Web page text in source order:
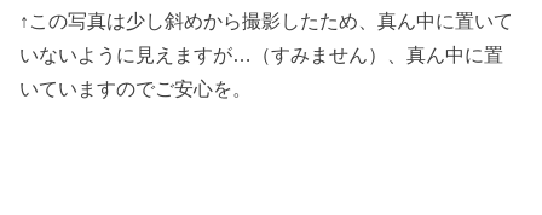
↑この写真は少し斜めから撮影したため、真ん中に置いて
いないように見えますが…（すみません）、真ん中に置
いていますのでご安心を。